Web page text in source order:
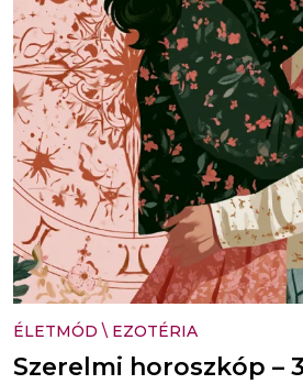
ÉLETMÓD \ EZOTÉRIA
Szerelmi horoszkóp –